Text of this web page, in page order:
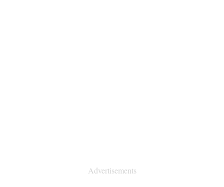
Advertisements